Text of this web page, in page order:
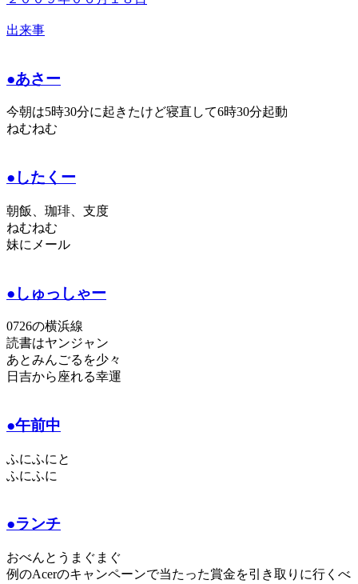
出来事
●あさー
今朝は5時30分に起きたけど寝直して6時30分起動
ねむねむ
●したくー
朝飯、珈琲、支度
ねむねむ
妹にメール
●しゅっしゃー
0726の横浜線
読書はヤンジャン
あとみんごるを少々
日吉から座れる幸運
●午前中
ふにふにと
ふにふに
●ランチ
おべんとうまぐまぐ
例のAcerのキャンペーンで当たった賞金を引き取りに行くべ